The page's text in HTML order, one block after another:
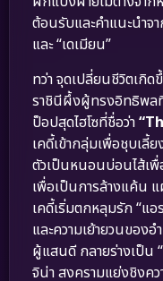
ต้อนรับและคำแนะนำจ
และ “เดเมียน”
ทว่า จุดเปลี่ยนชีวิตเกิด
ราชินีผึ้งผู้ทรงอิทธิพล
ป็อปสุดไฮโซที่ชื่อว่า
เคดี้เข้ากลุ่มเพื่อชุบเลี้
ตัวเป็นหนอนบ่อนไส้เพื่
เพื่อเป็นการล้างแค้น
เคดี้เริ่มตกหลุมรัก “แ
และความเย้ายวนของ
ผู้แสนดี กลายร่างเป็น
จิน่า สงครามแย่งชิงค